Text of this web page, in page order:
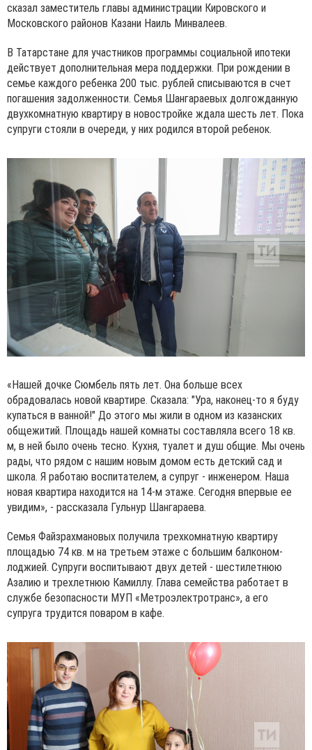
сказал заместитель главы администрации Кировского и
Московского районов Казани Наиль Минвалеев.
В Татарстане для участников программы социальной ипотеки
действует дополнительная мера поддержки. При рождении в
семье каждого ребенка 200 тыс. рублей списываются в счет
погашения задолженности. Семья Шангараевых долгожданную
двухкомнатную квартиру в новостройке ждала шесть лет. Пока
супруги стояли в очереди, у них родился второй ребенок.
«Нашей дочке Сюмбель пять лет. Она больше всех
обрадовалась новой квартире. Сказала: "Ура, наконец-то я буду
купаться в ванной!" До этого мы жили в одном из казанских
общежитий. Площадь нашей комнаты составляла всего 18 кв.
м, в ней было очень тесно. Кухня, туалет и душ общие. Мы очень
рады, что рядом с нашим новым домом есть детский сад и
школа. Я работаю воспитателем, а супруг - инженером. Наша
новая квартира находится на 14-м этаже. Сегодня впервые ее
увидим», - рассказала Гульнур Шангараева.
Семья Файзрахмановых получила трехкомнатную квартиру
площадью 74 кв. м на третьем этаже с большим балконом-
лоджией. Супруги воспитывают двух детей - шестилетнюю
Азалию и трехлетнюю Камиллу. Глава семейства работает в
службе безопасности МУП «Метроэлектротранс», а его
супруга трудится поваром в кафе.